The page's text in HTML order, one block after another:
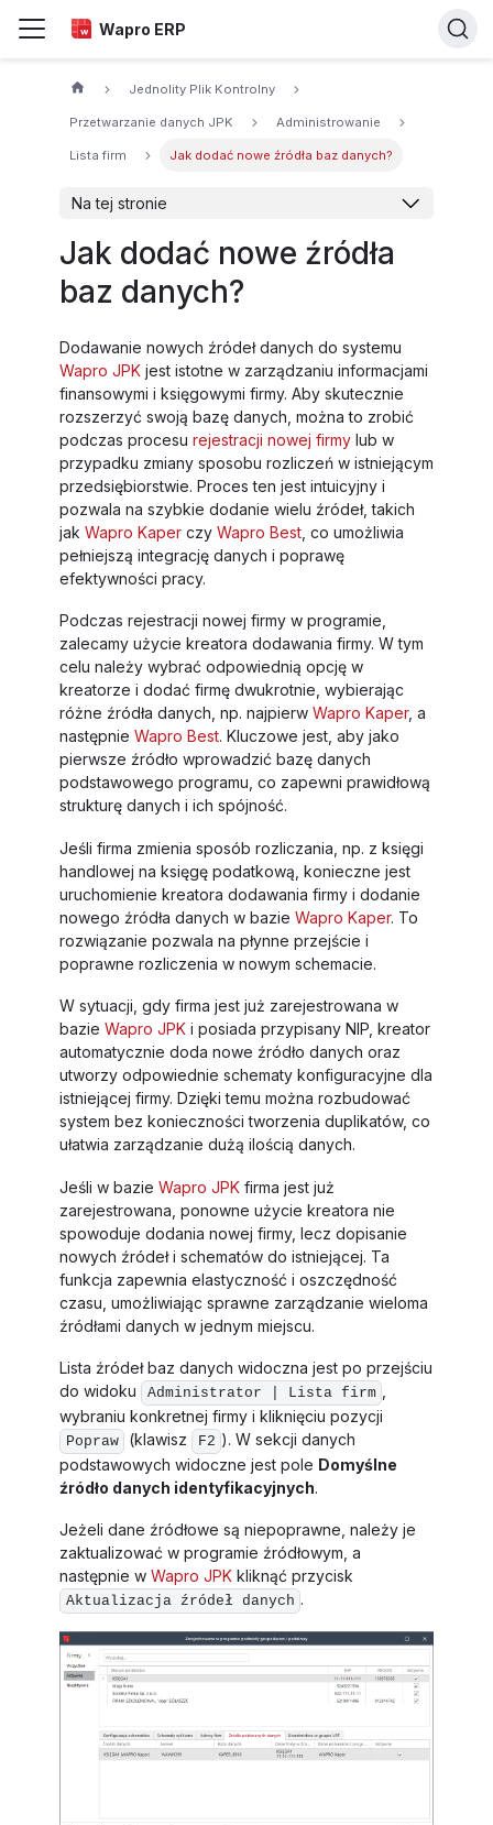
Wapro ERP
Jednolity Plik Kontrolny
Przetwarzanie danych JPK Administrowanie
Lista firm Jak dodać nowe źródła baz danych?
Na tej stronie
Jak dodać nowe źródła
baz danych?
Dodawanie nowych źródeł danych do systemu
Wapro JPK jest istotne w zarządzaniu informacjami
finansowymi i księgowymi firmy. Aby skutecznie
rozszerzyć swoją bazę danych, można to zrobić
podczas procesu rejestracji nowej firmy lub w
przypadku zmiany sposobu rozliczeń w istniejącym
przedsiębiorstwie. Proces ten jest intuicyjny i
pozwala na szybkie dodanie wielu źródeł, takich
jak Wapro Kaper czy Wapro Best , co umożliwia
pełniejszą integrację danych i poprawę
efektywności pracy.
Podczas rejestracji nowej firmy w programie,
zalecamy użycie kreatora dodawania firmy. W tym
celu należy wybrać odpowiednią opcję w
kreatorze i dodać firmę dwukrotnie, wybierając
różne źródła danych, np. najpierw Wapro Kaper, a
następnie Wapro Best. Kluczowe jest, aby jako
pierwsze źródło wprowadzić bazę danych
podstawowego programu, co zapewni prawidłową
strukturę danych i ich spójność.
Jeśli firma zmienia sposób rozliczania, np. z księgi
handlowej na księgę podatkową, konieczne jest
uruchomienie kreatora dodawania firmy i dodanie
nowego źródła danych w bazie Wapro Kaper. To
rozwiązanie pozwala na płynne przejście i
poprawne rozliczenia w nowym schemacie.
W sytuacji, gdy firma jest już zarejestrowana w
bazie Wapro JPK i posiada przypisany NIP, kreator
automatycznie doda nowe źródło danych oraz
utworzy odpowiednie schematy konfiguracyjne dla
istniejącej firmy. Dzięki temu można rozbudować
system bez konieczności tworzenia duplikatów, co
ułatwia zarządzanie dużą ilością danych.
Jeśli w bazie Wapro JPK firma jest już
zarejestrowana, ponowne użycie kreatora nie
spowoduje dodania nowej firmy, lecz dopisanie
nowych źródeł i schematów do istniejącej. Ta
funkcja zapewnia elastyczność i oszczędność
czasu, umożliwiając sprawne zarządzanie wieloma
źródłami danych w jednym miejscu.
Lista źródeł baz danych widoczna jest po przejściu
do widoku
Administrator | Lista firm
wybraniu konkretnej firmy i kliknięciu pozycji
Popraw (klawisz F2 ). W sekcji danych
podstawowych widoczne jest pole Domyślne
źródło danych identyfikacyjnych.
Jeżeli dane źródłowe są niepoprawne, należy je
zaktualizować w programie źródłowym, a
następnie w Wapro JPK kliknąć przycisk
Aktualizacja źródeł danych .